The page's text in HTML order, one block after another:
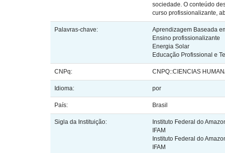
sociedade. O conteúdo
curso profissionalizante,
Palavras-chave:
Aprendizagem Baseada
Ensino profissionalizante
Energia Solar
Educação Profissional e
CNPq: CNPQ::CIENCIAS
Idioma: por
País: Brasil
Sigla da Instituição:
Instituto Federal do
IFAM
Instituto Federal do
IFAM